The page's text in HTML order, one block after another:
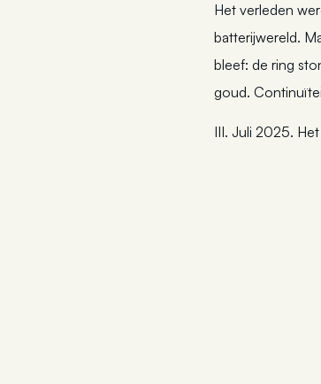
Het verleden
batterijwereld.
bleef: de ring
goud.
III. Juli 2025.